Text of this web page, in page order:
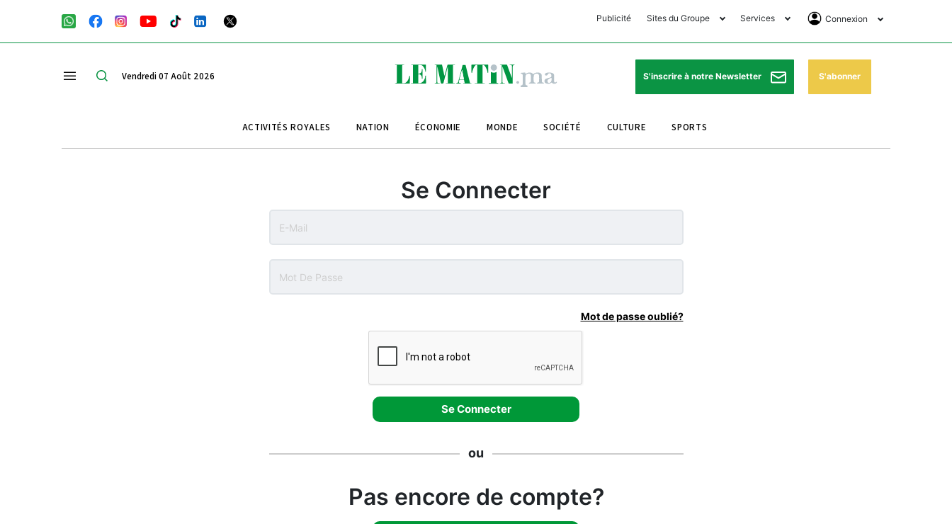
Publicité Sites du Groupe
Club Avantages
Le Matin Sports
Le Matin Store
Services
Horaires de prières
Pharmacies de garde
Programme TV
Connexion
Se Connecter
Abonnement
Vendredi 07 Août 2026 S'inscrire à notre Newsletter S'abonner
ACTIVITÉS ROYALES NATION ÉCONOMIE MONDE SOCIÉTÉ CULTURE SPORTS
Se Connecter
Mot de passe oublié?
ou
Pas encore de compte?